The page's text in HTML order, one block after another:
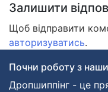
Залишити
Щоб відправити
авторизуватись.
Почни роботу з
Дропшиппінг - це